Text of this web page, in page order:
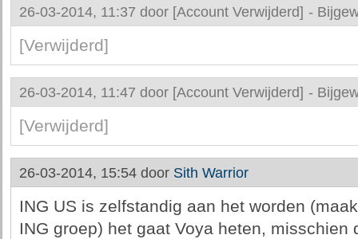
26-03-2014, 11:37 door [Account Verwijderd] -
[Verwijderd]
26-03-2014, 11:47 door [Account Verwijderd] -
[Verwijderd]
26-03-2014, 15:54 door Sith Warrior
ING US is zelfstandig aan het worden
ING groep) het gaat Voya heten, misschien